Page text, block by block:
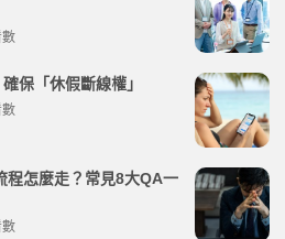
保「休假斷線權」
程怎麼走？常見8大QA一